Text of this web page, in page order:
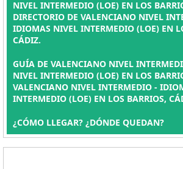
NIVEL INTERMEDIO (LOE) EN LOS
DIRECTORIO DE VALENCIANO NIVEL
IDIOMAS NIVEL INTERMEDIO (LOE) EN
CÁDIZ.
GUÍA DE VALENCIANO NIVEL
NIVEL INTERMEDIO (LOE) EN LOS
VALENCIANO NIVEL INTERMEDIO -
INTERMEDIO (LOE) EN LOS BARRIOS,
¿CÓMO LLEGAR? ¿DÓNDE QUEDAN?